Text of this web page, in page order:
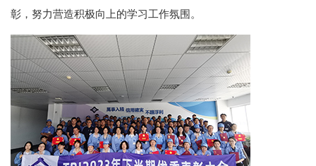
彰，努力营造积极向上的学习工作氛围。